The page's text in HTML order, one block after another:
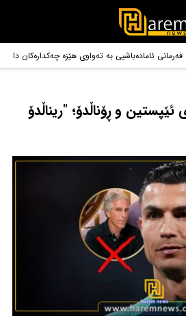
ئامادەباشیی بە تەواوی هێزە چەکدارەکان دا
چەک لە گرووپەکان
و ڕۆناڵدۆ؛ "ریناڵدۆ